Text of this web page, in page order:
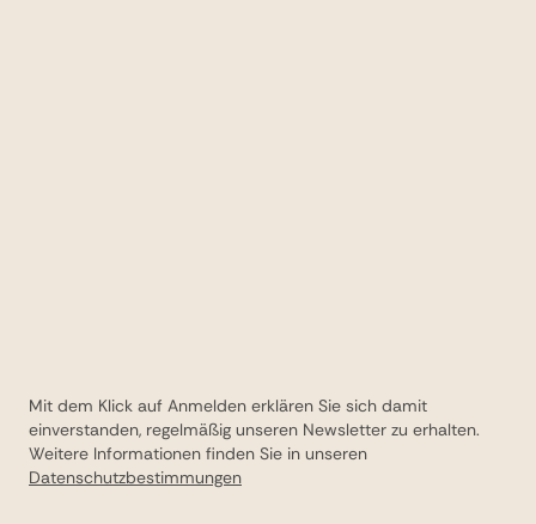
Mit dem Klick auf Anmelden erklären Sie sich damit
einverstanden, regelmäßig unseren Newsletter zu erhalten.
Weitere Informationen finden Sie in unseren
Datenschutzbestimmungen